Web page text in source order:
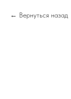
Вернуться назад